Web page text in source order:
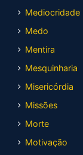
Mediocridade
Medo
Mentira
Mesquinharia
Misericórdia
Missões
Morte
Motivação